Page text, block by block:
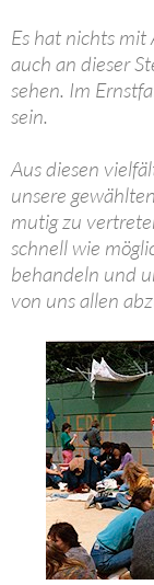
Es hat nichts
auch an dieser
sehen. Im
sein.
Aus diesen
unsere
mutig zu
schnell wie
behandeln und
von uns allen